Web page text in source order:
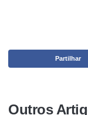
Partilhar
Outros